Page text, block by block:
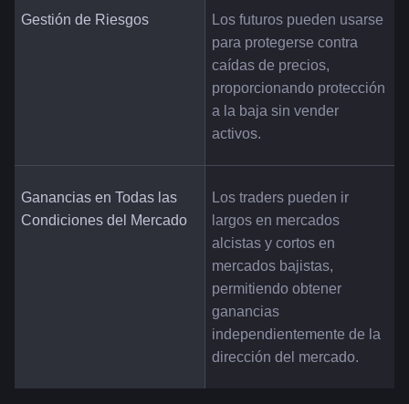
Gestión de Riesgos
Los futuros pueden usarse
para protegerse contra
caídas de precios,
proporcionando protección
a la baja sin vender
activos.
Ganancias en Todas las
Condiciones del Mercado
Los traders pueden ir
largos en mercados
alcistas y cortos en
mercados bajistas,
permitiendo obtener
ganancias
independientemente de la
dirección del mercado.